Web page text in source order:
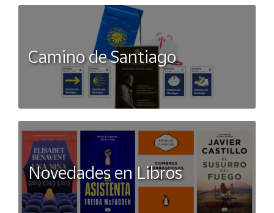
Camino de Santiago
Novedades en Libros